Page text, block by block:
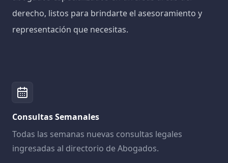
derecho, listos para brindarte el asesoramiento y
representación que necesitas.
Consultas Semanales
Todas las semanas nuevas consultas legales
ingresadas al directorio de Abogados.